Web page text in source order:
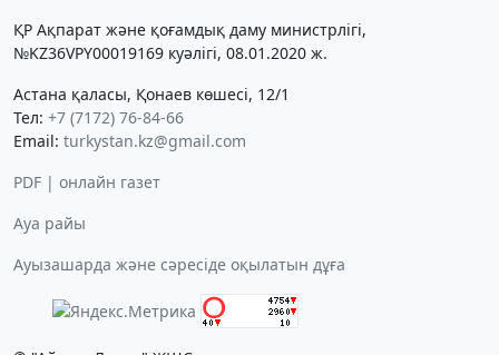
ҚР Ақпарат және қоғамдық даму министрлігі,
№KZ36VPY00019169 куәлігі, 08.01.2020 ж.
Астана қаласы, Қонаев көшесі, 12/1
Тел: +7 (7172) 76-84-66
Email: turkystan.kz@gmail.com
PDF | онлайн газет
Ауа райы
Ауызашарда және сәресіде оқылатын дұға